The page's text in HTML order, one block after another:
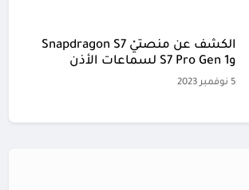
الكشف عن منصتيْ Snapdragon S7
وS7 Pro Gen 1 لسماعات الأذن
5 نوفمبر 2023